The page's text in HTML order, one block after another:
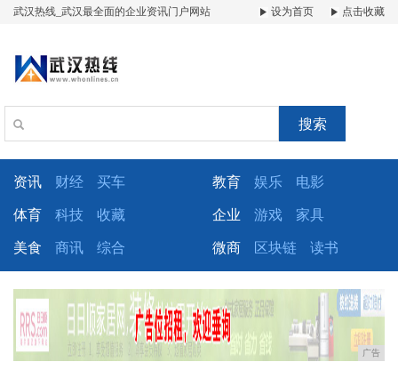
武汉热线_武汉最全面的企业资讯门户网站 设为首页 点击收藏
搜索
资讯 财经 买车 教育 娱乐 电影
体育 科技 收藏 企业 游戏 家具
美食 商讯 综合 微商 区块链 读书
广告